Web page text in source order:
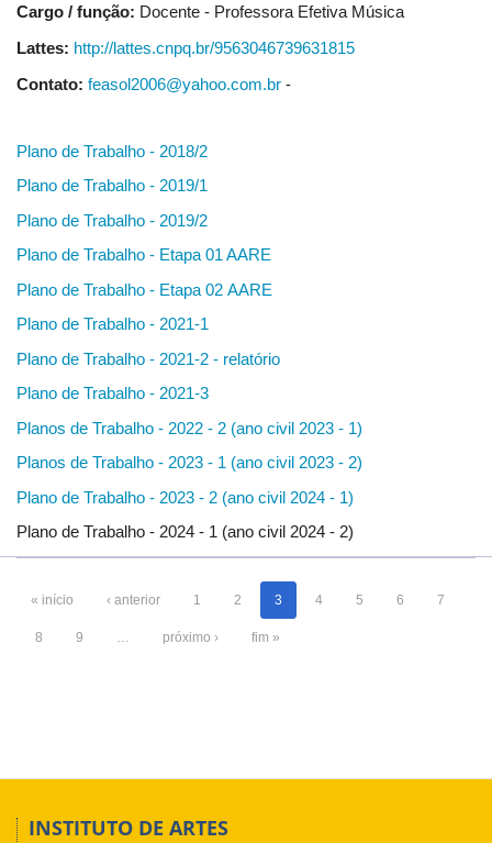
Cargo / função: Docente - Professora Efetiva Música
Lattes: http://lattes.cnpq.br/9563046739631815
Contato: feasol2006@yahoo.com.br -
Plano de Trabalho - 2018/2
Plano de Trabalho - 2019/1
Plano de Trabalho - 2019/2
Plano de Trabalho - Etapa 01 AARE
Plano de Trabalho - Etapa 02 AARE
Plano de Trabalho - 2021-1
Plano de Trabalho - 2021-2 - relatório
Plano de Trabalho - 2021-3
Planos de Trabalho - 2022 - 2 (ano civil 2023 - 1)
Planos de Trabalho - 2023 - 1 (ano civil 2023 - 2)
Plano de Trabalho - 2023 - 2 (ano civil 2024 - 1)
Plano de Trabalho - 2024 - 1 (ano civil 2024 - 2)
« início ‹ anterior 1 2 3 4 5 6 7
8 9 … próximo › fim »
INSTITUTO DE ARTES